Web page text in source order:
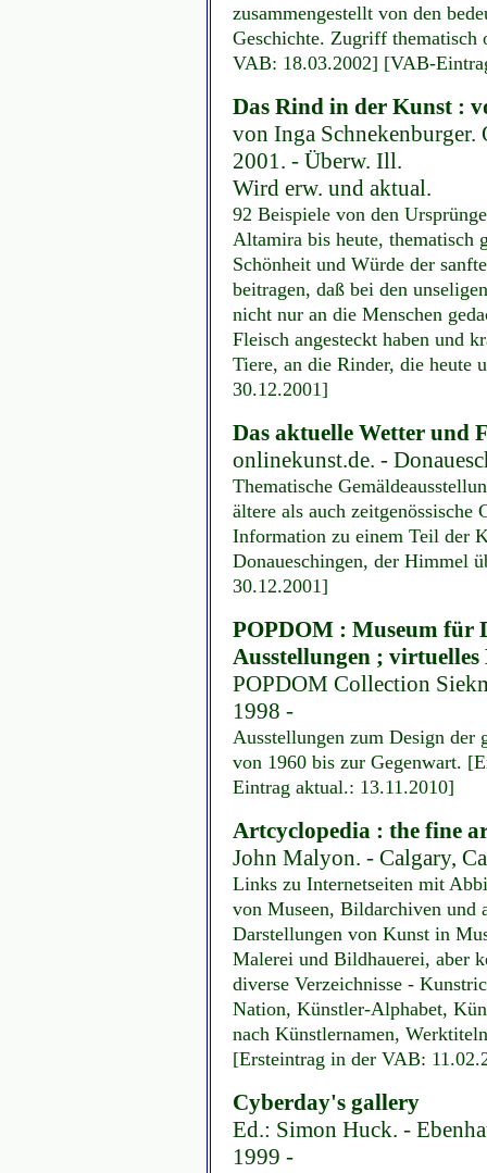
zusammengestellt von den
Geschichte. Zugriff thematisch
VAB: 18.03.2002] [VAB-
Das Rind in der Kunst :
von Inga Schnekenburger.
2001. - Überw. Ill.
Wird erw. und aktual.
92 Beispiele von den
Altamira bis heute, thematisch
Schönheit und Würde der
beitragen, daß bei den
nicht nur an die Menschen
Fleisch angesteckt haben und
Tiere, an die Rinder, die heute
30.12.2001]
Das aktuelle Wetter und
onlinekunst.de. -
Thematische
ältere als auch
Information zu einem Teil der
Donaueschingen, der Himmel
30.12.2001]
POPDOM : Museum für
Ausstellungen ; virtuelles
POPDOM Collection
1998 -
Ausstellungen zum Design der
von 1960 bis zur Gegenwart.
Eintrag aktual.: 13.11.2010]
Artcyclopedia : the fine
John Malyon. - Calgary,
Links zu Internetseiten mit
von Museen, Bildarchiven und
Darstellungen von Kunst in
Malerei und Bildhauerei, aber
diverse Verzeichnisse -
Nation, Künstler-Alphabet,
nach Künstlernamen,
[Ersteintrag in der VAB:
Cyberday's gallery
Ed.: Simon Huck. -
1999 -